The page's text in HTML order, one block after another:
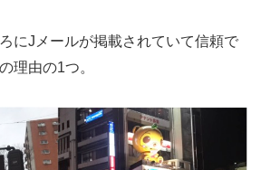
にJメールが掲載されていて信頼で
理由の1つ。